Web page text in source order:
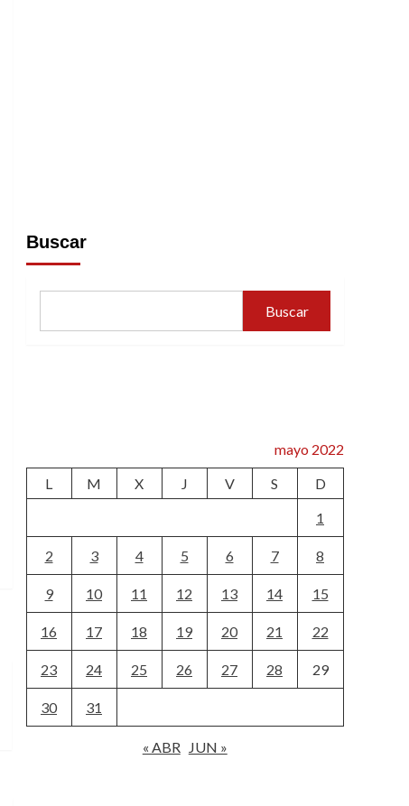
Buscar
Buscar
mayo 2022
L
M X J V S
D
1
2 3 4 5 6 7 8
9 10 11 12 13 14 15
16 17 18 19 20 21 22
23 24 25 26 27 28 29
30 31
« ABR JUN »